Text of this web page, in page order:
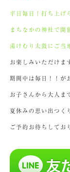
平日毎日！打ち上げ
まちなかの神社で開
湯けむり太鼓にご当
お楽しみいただけま
期間中は毎日！！が
お子さんから大人ま
夏休みの思い出つく
ご予約お待ちしてお